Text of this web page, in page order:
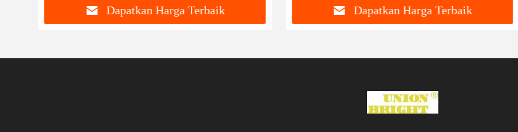
Dapatkan Harga Terbaik Dapatkan Harga Terbaik